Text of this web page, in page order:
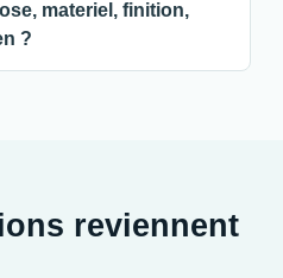
materiel, finition,
?
reviennent